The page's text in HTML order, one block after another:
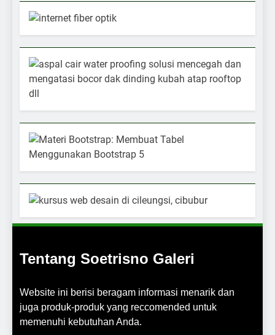
Tentang Soetrisno Galeri
Website ini berisi beragam informasi menarik dan
juga produk-produk yang reccomended untuk
memenuhi kebutuhan Anda.